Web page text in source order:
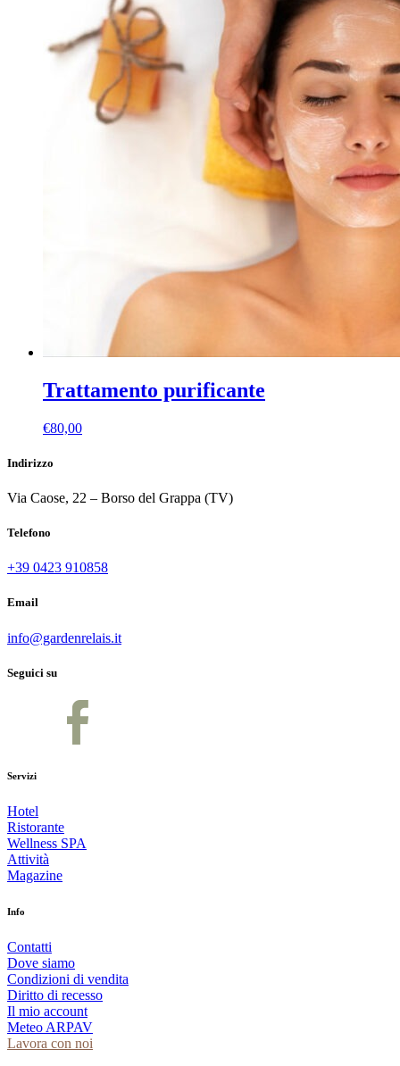
Trattamento purificante
€80,00
Indirizzo
Via Caose, 22 – Borso del Grappa (TV)
Telefono
+39 0423 910858
Email
info@gardenrelais.it
Seguici su
Servizi
Hotel
Ristorante
Wellness SPA
Attività
Magazine
Info
Contatti
Dove siamo
Condizioni di vendita
Diritto di recesso
Il mio account
Meteo ARPAV
Lavora con noi